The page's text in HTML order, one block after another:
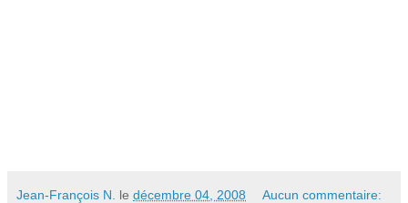
Jean-François N. le décembre 04, 2008 Aucun commentaire: